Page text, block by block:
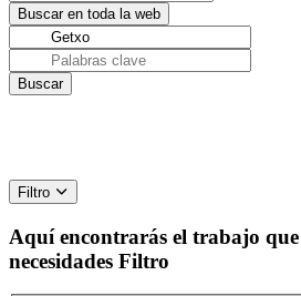
Filtro
Aquí encontrarás el trabajo que
necesidades Filtro